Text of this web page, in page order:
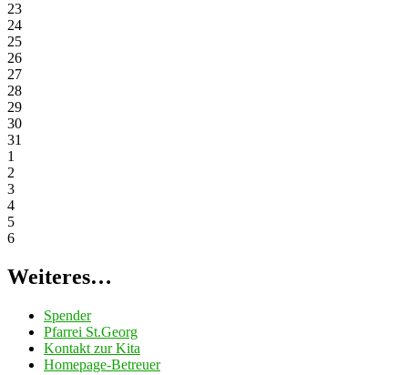
23
24
25
26
27
28
29
30
31
1
2
3
4
5
6
Weiteres…
Spender
Pfarrei St.Georg
Kontakt zur Kita
Homepage-Betreuer